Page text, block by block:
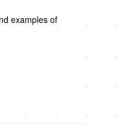
examples of